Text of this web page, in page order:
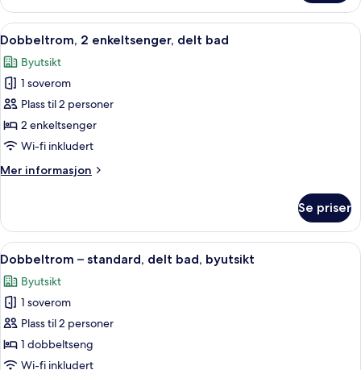
–
standard,
delt
Åpne
alle
bildene
av
Dobbeltrom,
2
enkeltsenger,
bad
Dobbeltrom, 2 enkeltsenger, delt
14
Dobbeltrom, 2 enkeltsenger, delt bad
Byutsikt
1 soverom
Plass til 2 personer
2 enkeltsenger
Wi-fi inkludert
Mer informasjon
Mer
2
enkeltsenger,
delt
Se priser
Åpne
alle
bildene
av
Dobbeltrom
–
standard,
Dobbeltrom – standard, delt bad,
1
Dobbeltrom – standard, delt bad, byutsikt
Byutsikt
1 soverom
Plass til 2 personer
1 dobbeltseng
Wi-fi inkludert